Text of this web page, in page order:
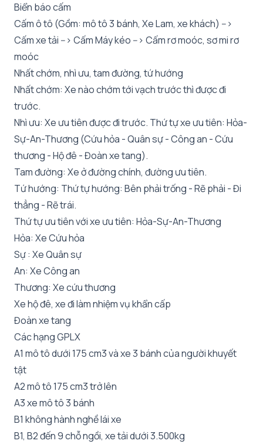
Biển báo cấm
Cấm ô tô (Gồm: mô tô 3 bánh, Xe Lam, xe khách) -->
Cấm xe tải --> Cấm Máy kéo --> Cấm rơ moóc, sơ mi rơ
moóc
Nhất chớm, nhì ưu, tam đường, tứ hướng
Nhất chớm: Xe nào chớm tới vạch trước thì được đi
trước.
Nhì ưu: Xe ưu tiên được đi trước. Thứ tự xe ưu tiên: Hỏa-
Sự-An-Thương (Cứu hỏa - Quân sự - Công an - Cứu
thương - Hộ đê - Đoàn xe tang).
Tam đường: Xe ở đường chính, đường ưu tiên.
Tứ hướng: Thứ tự hướng: Bên phải trống - Rẽ phải - Đi
thẳng - Rẽ trái.
Thứ tự ưu tiên với xe ưu tiên: Hỏa-Sự-An-Thương
Hỏa: Xe Cứu hỏa
Sự : Xe Quân sự
An: Xe Công an
Thương: Xe cứu thương
Xe hộ đê, xe đi làm nhiệm vụ khẩn cấp
Đoàn xe tang
Các hạng GPLX
A1 mô tô dưới 175 cm3 và xe 3 bánh của người khuyết
tật
A2 mô tô 175 cm3 trở lên
A3 xe mô tô 3 bánh
B1 không hành nghề lái xe
B1, B2 đến 9 chỗ ngồi, xe tải dưới 3.500kg